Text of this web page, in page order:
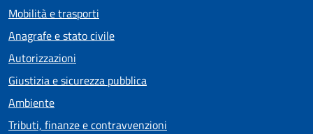
Mobilità e trasporti
Anagrafe e stato civile
Autorizzazioni
Giustizia e sicurezza pubblica
Ambiente
Tributi, finanze e contravvenzioni